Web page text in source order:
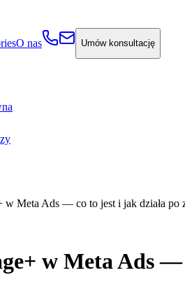
O nas Umów konsultację
w Meta Ads — co to jest i jak działa po
w Meta Ads —